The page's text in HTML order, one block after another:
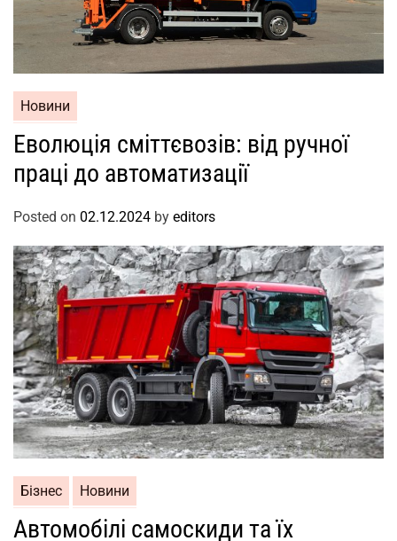
Новини
Еволюція сміттєвозів: від ручної
праці до автоматизації
Posted on 02.12.2024 by editors
Бізнес Новини
Автомобілі самоскиди та їх